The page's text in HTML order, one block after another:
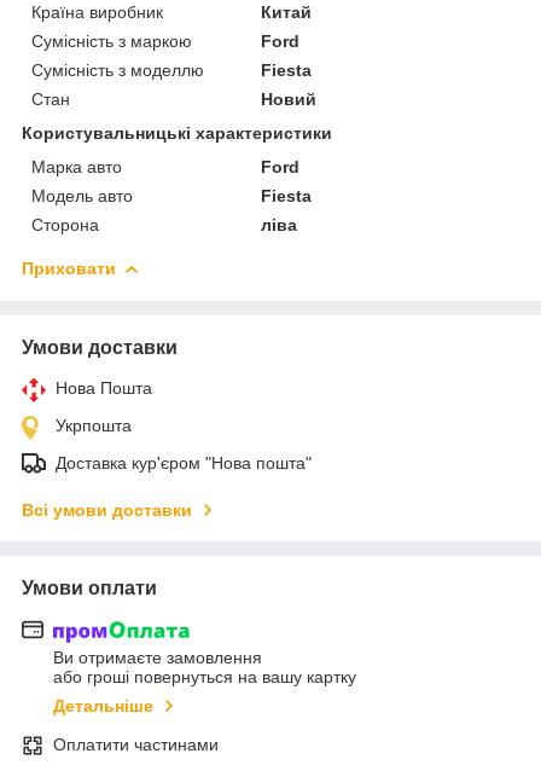
Країна виробник
Китай
Сумісність з маркою
Ford
Сумісність з моделлю
Fiesta
Стан
Новий
Користувальницькі характеристики
Марка авто
Ford
Модель авто
Fiesta
Сторона
ліва
Приховати
Умови доставки
Нова Пошта
Укрпошта
Доставка кур'єром "Нова пошта"
Всі умови доставки
Умови оплати
Ви отримаєте замовлення
або гроші повернуться на вашу картку
Детальніше
Оплатити частинами